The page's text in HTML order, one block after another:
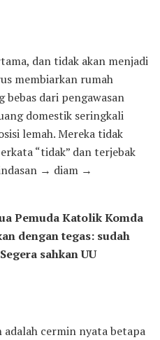
dan tidak akan menjadi
membiarkan rumah
dari pengawasan
domestik seringkali
lemah. Mereka tidak
“tidak” dan terjebak
→ diam →
Pemuda Katolik Komda
dengan tegas: sudah
sahkan UU
cermin nyata betapa